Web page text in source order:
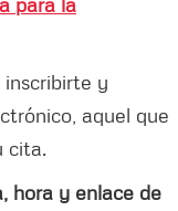
inscribirte y
aquel que
cita.
hora y enlace de